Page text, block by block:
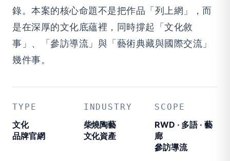
錄。本案的核心命題不是把作品「列上網」，而
是在深厚的文化底蘊裡，同時撐起「文化敘
事」、「參訪導流」與「藝術典藏與國際交流」
幾件事。
TYPE
文化
品牌官網
INDUSTRY
柴燒陶藝
文化資產
SCOPE
RWD · 多語 · 藝
廊
參訪導流